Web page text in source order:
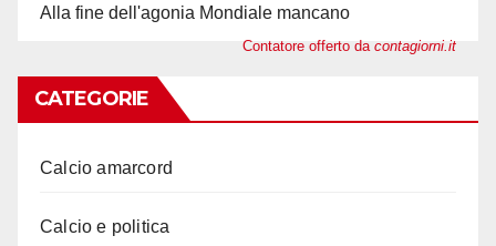
Alla fine dell'agonia Mondiale mancano
Contatore offerto da contagiorni.it
CATEGORIE
Calcio amarcord
Calcio e politica